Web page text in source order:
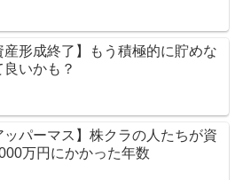
産形成終了】もう積極的に貯めな
良いかも？
ッパーマス】株クラの人たちが資
万円にかかった年数